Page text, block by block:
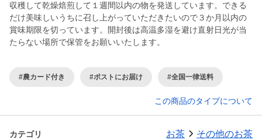
収穫して乾燥焙煎して１週間以内の物を発送しています。できる
だけ美味しいうちに召し上がっていただきたいので３か月以内の
賞味期限を切っています。開封後は高温多湿を避け直射日光が当
たらない場所で保管をお願いいたします。
#農カード付き #ポストにお届け #全国一律送料
この商品のタイプについて
カテゴリ お茶 その他のお茶